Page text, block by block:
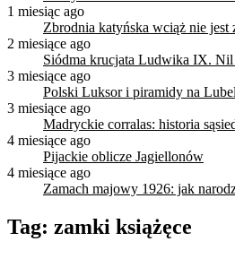
1 miesiąc ago
Zbrodnia katyńska wciąż nie
2 miesiące ago
Siódma krucjata Ludwika IX. Nil
3 miesiące ago
Polski Luksor i piramidy na
3 miesiące ago
Madryckie corralas: historia
4 miesiące ago
Pijackie oblicze Jagiellonów
4 miesiące ago
Zamach majowy 1926: jak
Tag: zamki książęce